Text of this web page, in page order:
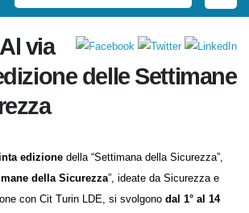
Al via
delle
Sicurezza
edizionedella “Settimana della Sicurezza”,
della Sicurezza”, ideate da Sicurezza e
con Cit Turin LDE, si svolgono dal 1° al 14